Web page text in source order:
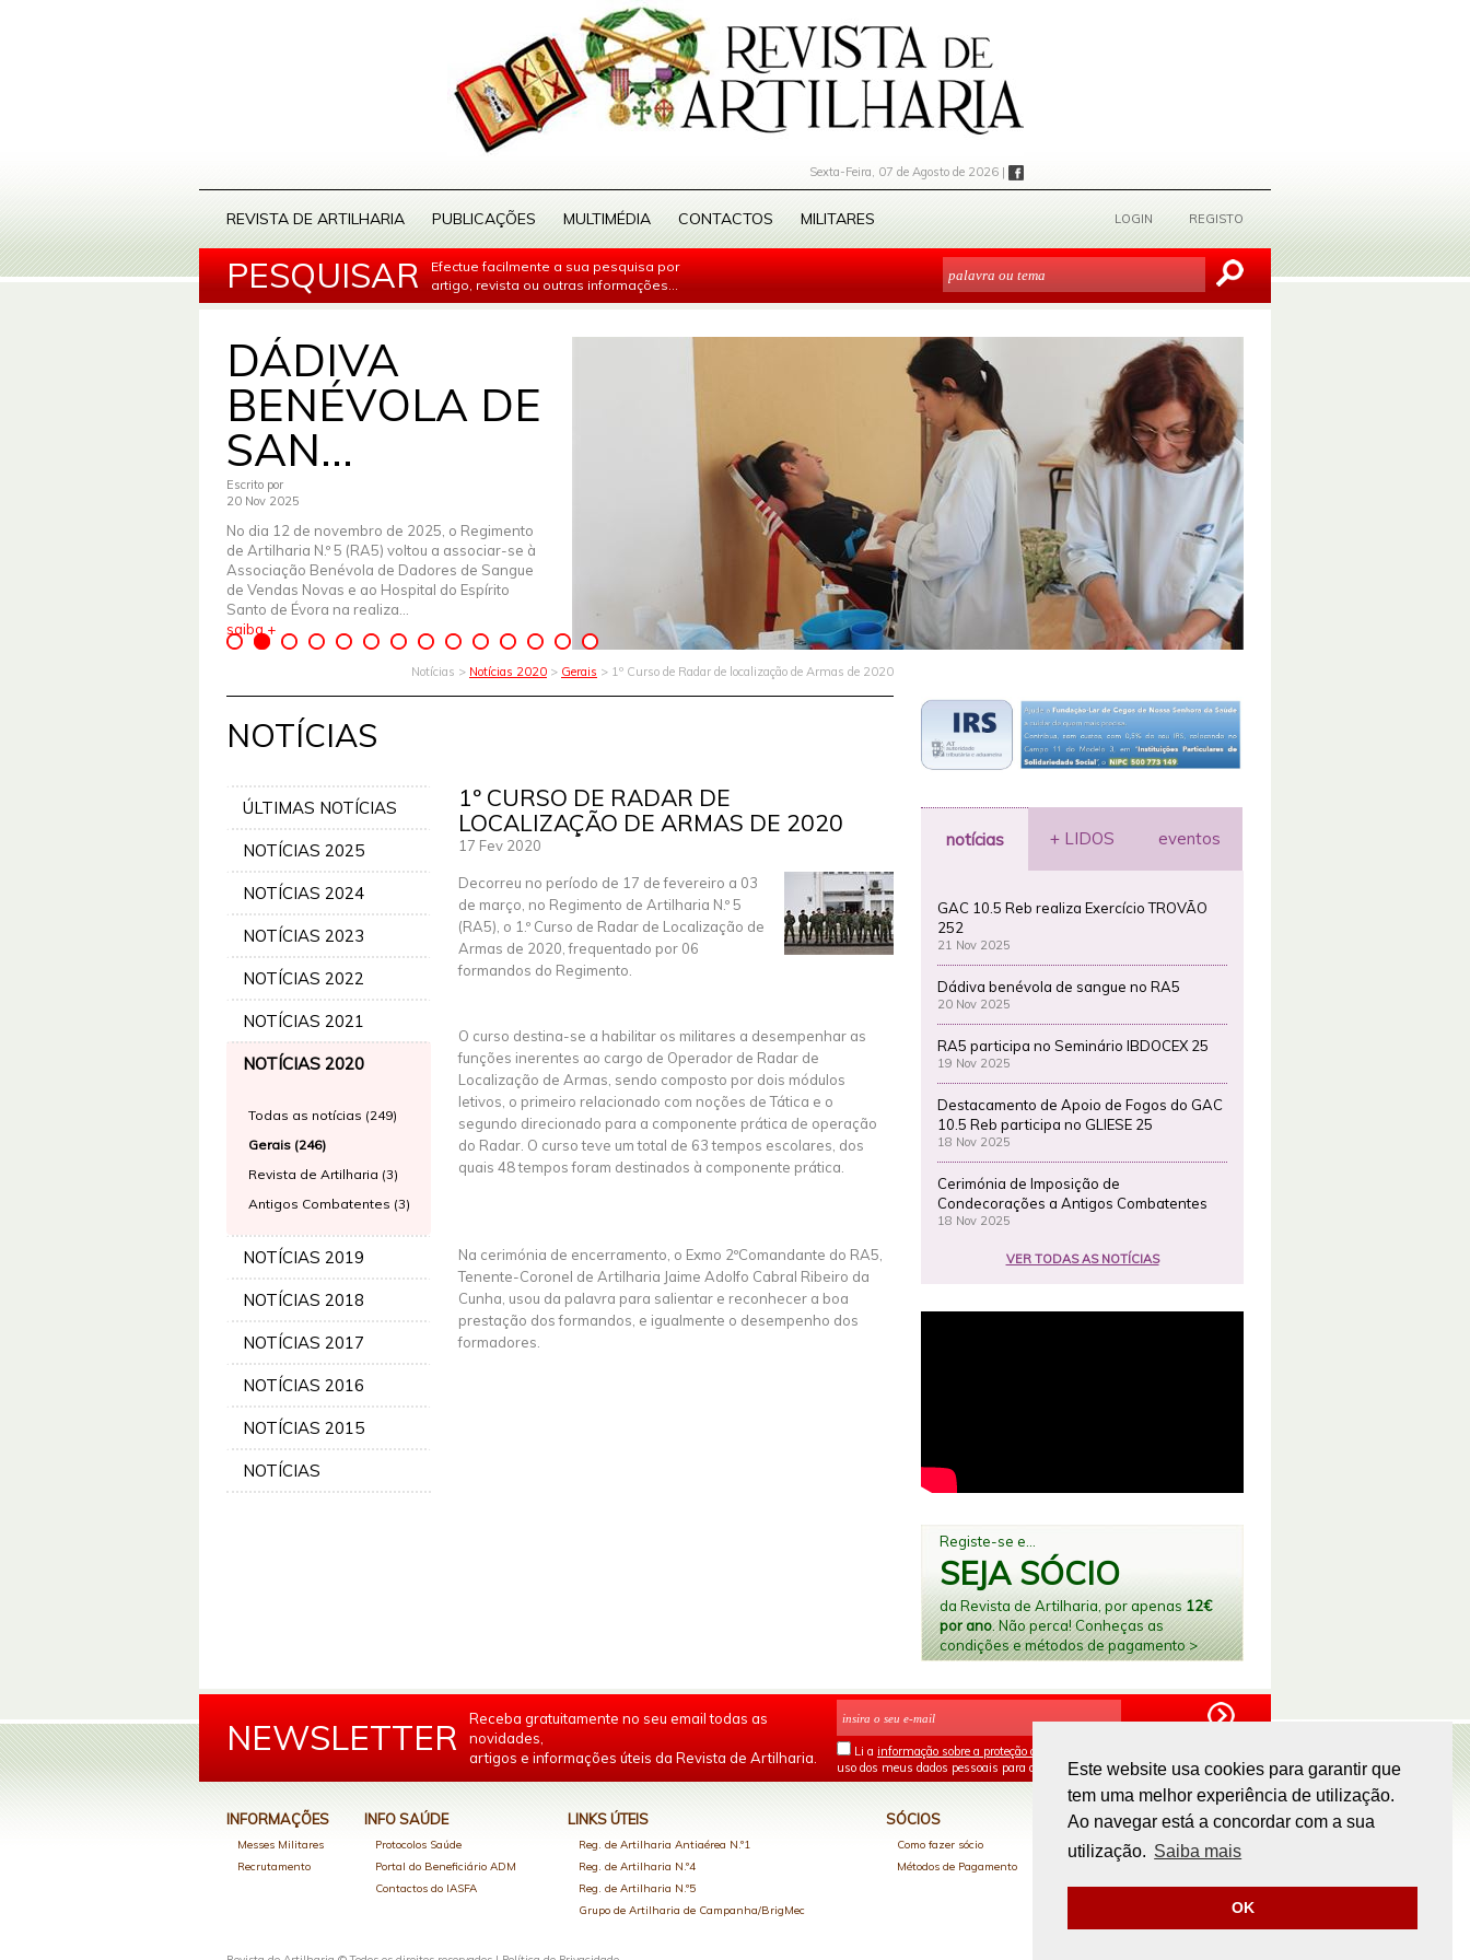
Este website usa cookies para garantir que
tem uma melhor experiência de utilização.
Ao navegar está a concordar com a sua
utilização. Saiba mais
OK
Sexta-Feira, 07 de Agosto de 2026 |
REVISTA DE ARTILHARIA PUBLICAÇÕES MULTIMÉDIA CONTACTOS MILITARES LOGIN REGISTO
PESQUISAR
Efectue facilmente a sua pesquisa por
artigo, revista ou outras informações...
DÁDIVA
BENÉVOLA DE
SAN...
Escrito por
20 Nov 2025
No dia 12 de novembro de 2025, o Regimento
de Artilharia N.º 5 (RA5) voltou a associar-se à
Associação Benévola de Dadores de Sangue
de Vendas Novas e ao Hospital do Espírito
Santo de Évora na realiza...
saiba +
Notícias > Notícias 2020 > Gerais > 1º Curso de Radar de localização de Armas de 2020
NOTÍCIAS
ÚLTIMAS NOTÍCIAS
NOTÍCIAS 2025
NOTÍCIAS 2024
NOTÍCIAS 2023
NOTÍCIAS 2022
NOTÍCIAS 2021
NOTÍCIAS 2020
Todas as notícias (249)
Gerais (246)
Revista de Artilharia (3)
Antigos Combatentes (3)
NOTÍCIAS 2019
NOTÍCIAS 2018
NOTÍCIAS 2017
NOTÍCIAS 2016
NOTÍCIAS 2015
NOTÍCIAS
1º CURSO DE RADAR DE
LOCALIZAÇÃO DE ARMAS DE 2020
17 Fev 2020
Decorreu no período de 17 de fevereiro a 03
de março, no Regimento de Artilharia N.º 5
(RA5), o 1.º Curso de Radar de Localização de
Armas de 2020, frequentado por 06
formandos do Regimento.
O curso destina-se a habilitar os militares a desempenhar as
funções inerentes ao cargo de Operador de Radar de
Localização de Armas, sendo composto por dois módulos
letivos, o primeiro relacionado com noções de Tática e o
segundo direcionado para a componente prática de operação
do Radar. O curso teve um total de 63 tempos escolares, dos
quais 48 tempos foram destinados à componente prática.
Na cerimónia de encerramento, o Exmo 2ºComandante do RA5,
Tenente-Coronel de Artilharia Jaime Adolfo Cabral Ribeiro da
Cunha, usou da palavra para salientar e reconhecer a boa
prestação dos formandos, e igualmente o desempenho dos
formadores.
notícias + LIDOS eventos
GAC 10.5 Reb realiza Exercício TROVÃO
252
21 Nov 2025
Dádiva benévola de sangue no RA5
20 Nov 2025
RA5 participa no Seminário IBDOCEX 25
19 Nov 2025
Destacamento de Apoio de Fogos do GAC
10.5 Reb participa no GLIESE 25
18 Nov 2025
Cerimónia de Imposição de
Condecorações a Antigos Combatentes
18 Nov 2025
VER TODAS AS NOTÍCIAS
Registe-se e...
SEJA SÓCIO
da Revista de Artilharia, por apenas 12€
por ano. Não perca! Conheças as
condições e métodos de pagamento >
NEWSLETTER
Receba gratuitamente no seu email todas as
novidades,
artigos e informações úteis da Revista de Artilharia.
Li a informação sobre a proteção de dados
uso dos meus dados pessoais para os fins mencionados.
INFORMAÇÕES
Messes Militares
Recrutamento
INFO SAÚDE
Protocolos Saúde
Portal do Beneficiário ADM
Contactos do IASFA
LINKS ÚTEIS
Reg. de Artilharia Antiaérea N.º1
Reg. de Artilharia N.º4
Reg. de Artilharia N.º5
Grupo de Artilharia de Campanha/BrigMec
SÓCIOS
Como fazer sócio
Métodos de Pagamento
PAGAMENTOS ONLINE